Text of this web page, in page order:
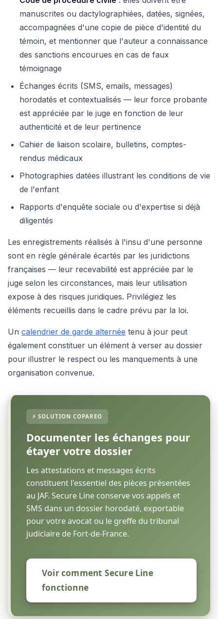
manuscrites ou dactylographiées, datées, signées,
accompagnées d'une copie de pièce d'identité du
témoin, et mentionner que l'auteur a connaissance
des sanctions encourues en cas de faux
témoignage
Échanges écrits (SMS, emails, messages)
horodatés et contextualisés — leur force probante
est appréciée par le juge en fonction de leur
authenticité et de leur pertinence
Cahier de liaison scolaire, bulletins, comptes-
rendus médicaux
Photographies datées illustrant les conditions de vie
de l'enfant
Rapports d'enquête sociale ou d'expertise si déjà
diligentés
Les enregistrements réalisés à l'insu d'une personne
sont en règle générale écartés par les juridictions
françaises — leur recevabilité est appréciée par le
juge selon les circonstances, mais leur utilisation
expose à des risques juridiques. Privilégiez les
éléments recueillis dans le cadre prévu par la loi.
Un calendrier de garde alternée tenu à jour peut
également constituer un élément à verser au dossier
pour illustrer le respect ou les manquements à une
organisation convenue.
Documenter les échanges pour
étayer votre dossier
Les attestations et messages écrits
constituent l'essentiel des pièces présentées
au JAF. Secure Line conserve vos appels et
SMS dans un dossier horodaté, exportable
pour votre avocat ou le greffe du tribunal
judiciaire de Fort-de-France.
Voir comment Secure Line
fonctionne